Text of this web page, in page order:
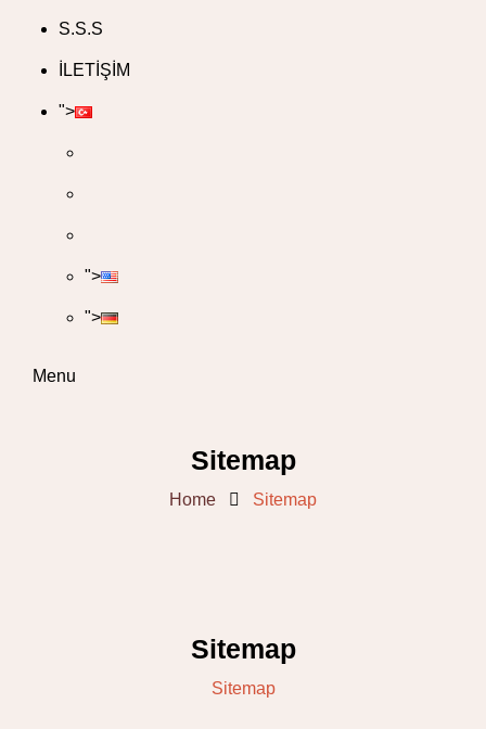
S.S.S
İLETİŞİM
">
">
">
Menu
Sitemap
Home Sitemap
Sitemap
Sitemap